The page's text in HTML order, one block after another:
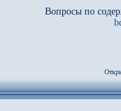
Вопросы по